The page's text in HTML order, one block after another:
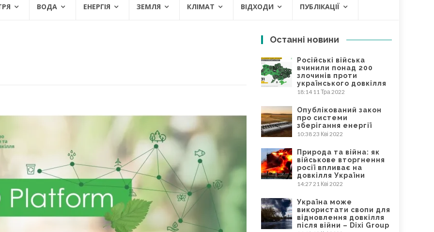
ВОДА ЕНЕРГІЯ ЗЕМЛЯ КЛІМАТ ВІДХОДИ ПУБЛІКАЦІЇ
Останні новини
Російські війська
вчинили понад 200
злочинів проти
українського довкілля
18:14 11 Тра 2022
Опублікований закон
про системи
зберігання енергії
10:3823 Кві 2022
Природа та війна: як
військове вторгнення
росії впливає на
довкілля України
14:2721 Кві 2022
Україна може
використати свопи для
відновлення довкілля
після війни – Dixi Group